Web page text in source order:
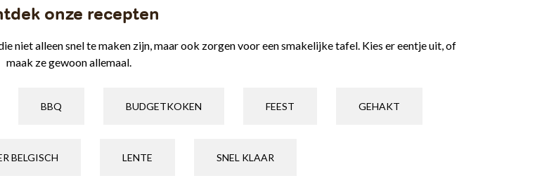
onze recepten
niet alleen snel te maken zijn, maar ook zorgen voor een smakelijke tafel. Kies er eentje uit, of
maak ze gewoon allemaal.
BBQ BUDGETKOKEN FEEST GEHAKT
BELGISCH LENTE SNEL KLAAR